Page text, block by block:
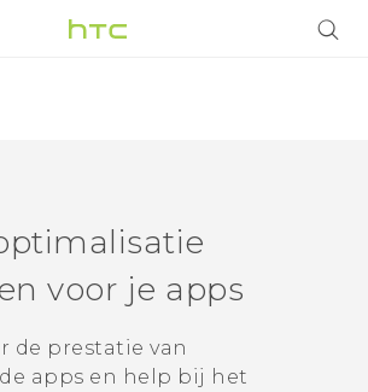
voor je apps
de prestatie van
apps en help bij het